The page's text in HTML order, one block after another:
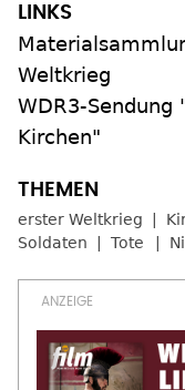
Weltkrieg
WDR3-
Kirchen"
erster Weltkrieg
Soldaten
Tote